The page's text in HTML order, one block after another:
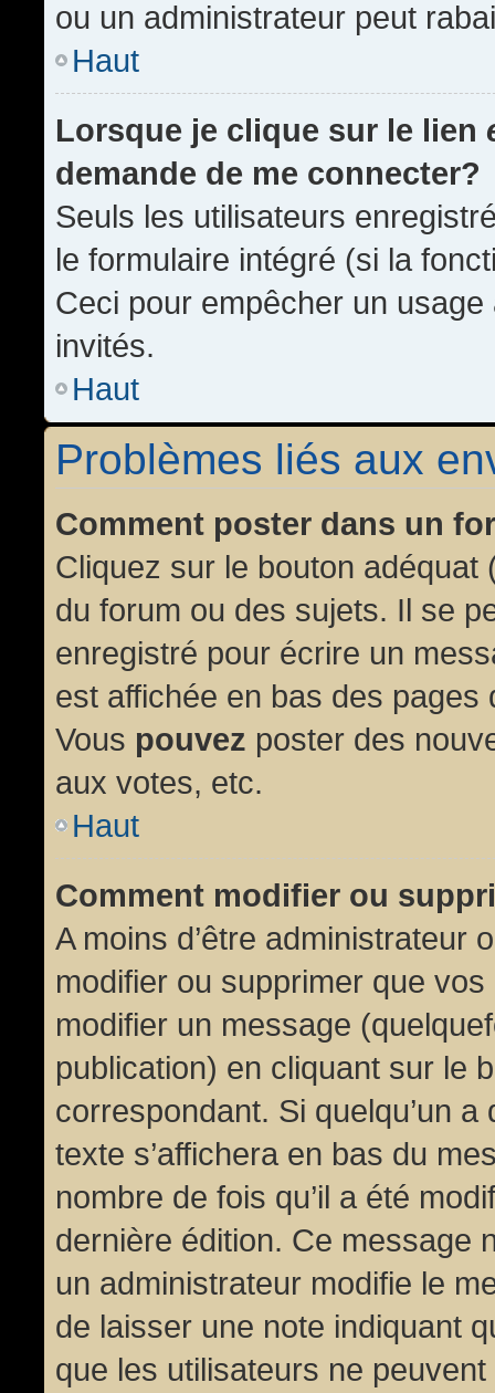
ou un administrateur peut
Haut
Lorsque je clique sur le lien
demande de me connecter?
Seuls les utilisateurs
le formulaire intégré (si la
Ceci pour empêcher un
invités.
Haut
Problèmes liés aux
Comment poster dans un
Cliquez sur le bouton
du forum ou des sujets. Il se
enregistré pour écrire un
est affichée en bas des
Vous pouvez poster des
aux votes, etc.
Haut
Comment modifier ou
A moins d’être administrateur
modifier ou supprimer que
modifier un message
publication) en cliquant sur le
correspondant. Si quelqu’un
texte s’affichera en bas du
nombre de fois qu’il a été
dernière édition. Ce message
un administrateur modifie le
de laisser une note indiquant
que les utilisateurs ne